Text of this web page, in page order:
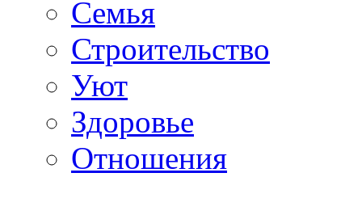
Семья
Строительство
Уют
Здоровье
Отношения